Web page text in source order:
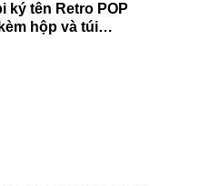
ký tên Retro POP
hộp và túi